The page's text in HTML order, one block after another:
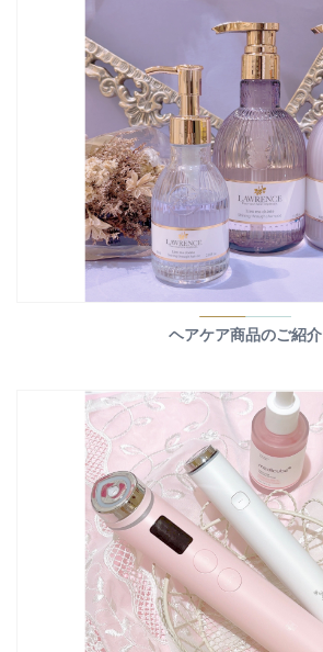
ヘアケア商品のご紹介